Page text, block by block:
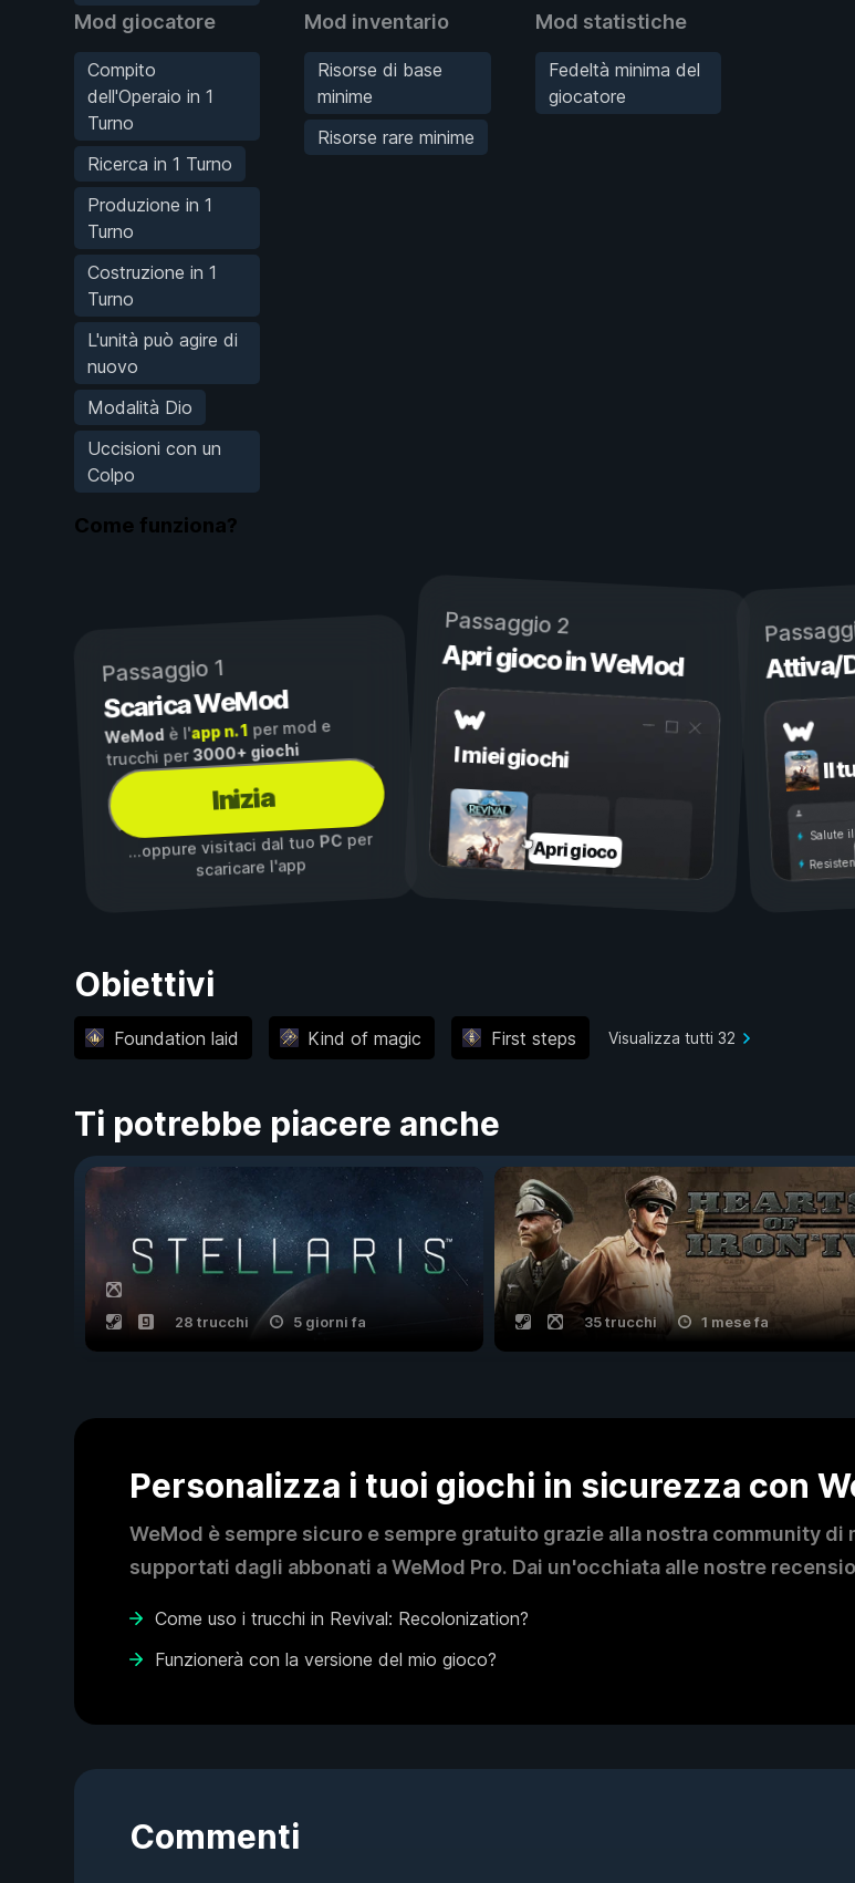
Mod giocatore
Compito
dell'Operaio in 1
Turno
Ricerca in 1 Turno
Produzione in 1
Turno
Costruzione in 1
Turno
L'unità può agire di
nuovo
Modalità Dio
Uccisioni con un
Colpo
Mod inventario
Risorse di base
minime
Risorse rare minime
Mod statistiche
Fedeltà minima del
giocatore
Come funziona?
Passaggio 1
Scarica WeMod
WeMod è l'app n. 1per mod e
trucchi per3000+ giochi
Inizia
...oppure visitaci dal tuo PCper
scaricare l'app
Passaggio 2
Apri gioco in WeMod
I miei giochi
Apri gioco
Attiva/
Il
Salute
Obiettivi
Foundation laid Kind of magic First steps Visualizza tutti 32
Ti potrebbe piacere anche
28 trucchi 5 giorni fa 35 trucchi 1 mese fa
Personalizza i tuoi giochi in sicurezza con
WeMod è sempre sicuro e sempre gratuito grazie alla nostra community
supportati dagli abbonati a WeMod Pro. Dai un'occhiata alle nostre
Come uso i trucchi in Revival: Recolonization?
Funzionerà con la versione del mio gioco?
Commenti